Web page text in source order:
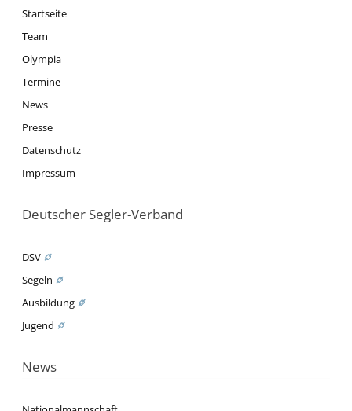
Startseite
Team
Olympia
Termine
News
Presse
Datenschutz
Impressum
Deutscher Segler-Verband
DSV
Segeln
Ausbildung
Jugend
News